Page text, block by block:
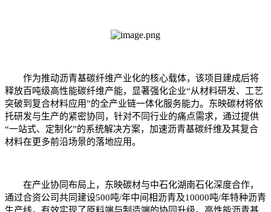
作为推动沥青基碳纤维产业化的核心载体，该项目建成后将
释放百吨级高性能碳纤维产能，显著强化企业“从材料研发、工艺
突破到复合材料应用”的全产业链一体化服务能力。东映碳材将依
托研发与生产的紧密协同，针对不同行业的痛点需求，通过提供
“一站式、定制化”的系统解决方案，加速沥青基碳纤维及其复合
材料在更多前沿场景的落地应用。
在产业协同布局上，东映碳材与中石化湖南石化深度合作，
通过合资公司共同建设500吨/年中间相沥青及10000吨/年特种沥青